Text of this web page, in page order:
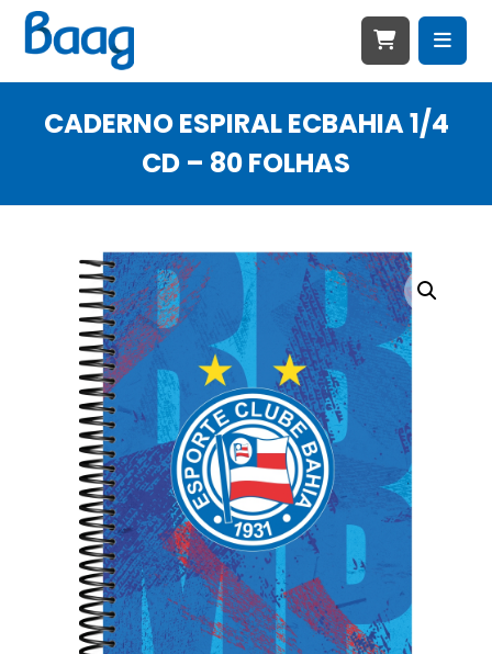
CADERNO ESPIRAL ECBAHIA 1/4
CD – 80 FOLHAS
Ampliar imagem